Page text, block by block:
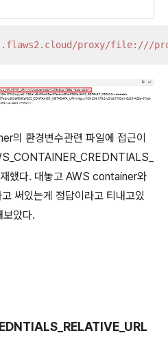
proxy/file:///
의 환경변수관련 파일에 접근이
했다. 대놓고 AWS container와
써있는게 정답이라고 티내고있
보았다.